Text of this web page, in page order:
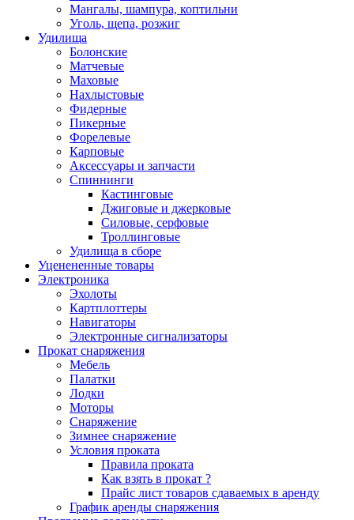
Мангалы, шампура, коптильни
Уголь, щепа, розжиг
Удилища
Болонские
Матчевые
Маховые
Нахлыстовые
Фидерные
Пикерные
Форелевые
Карповые
Аксессуары и запчасти
Спиннинги
Кастинговые
Джиговые и джерковые
Силовые, серфовые
Троллинговые
Удилища в сборе
Уценененные товары
Электроника
Эхолоты
Картплоттеры
Навигаторы
Электронные сигнализаторы
Прокат снаряжения
Мебель
Палатки
Лодки
Моторы
Снаряжение
Зимнее снаряжение
Условия проката
Правила проката
Как взять в прокат ?
Прайс лист товаров сдаваемых в аренду
График аренды снаряжения